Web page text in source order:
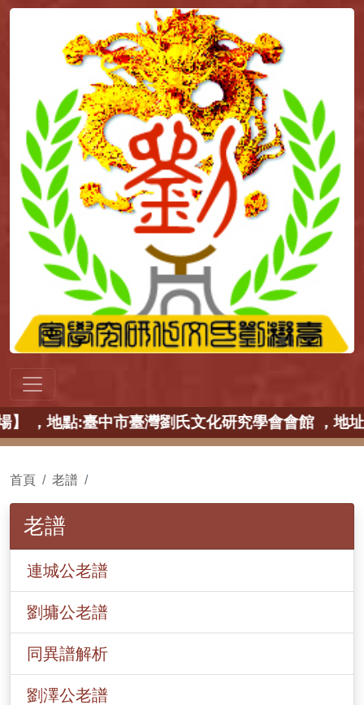
地點:臺中市臺灣劉氏文化研究學會會館 ，地址:
首頁 老譜
老譜
連城公老譜
劉墉公老譜
同異譜解析
劉澤公老譜